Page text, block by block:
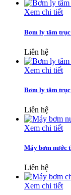
Xem chi tiết
Bơm ly tâm
Liên hệ
Xem chi tiết
Bơm ly tâm
Liên hệ
Xem chi tiết
Máy bơm nước
Liên hệ
Xem chi tiết